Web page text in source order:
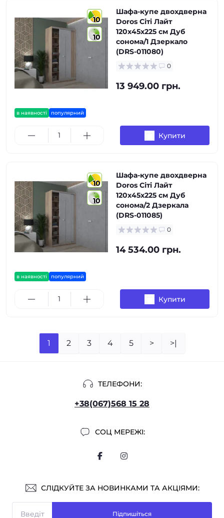
10
10
в наявності популярний
Шафа-купе двохдверна
Doros Сіті Лайт
120х45х225 см Дуб
сонома/1 Дзеркало
(DRS-011080)
0
13 949.00 грн.
Купити
10
10
в наявності популярний
Шафа-купе двохдверна
Doros Сіті Лайт
120х45х225 см Дуб
сонома/2 Дзеркала
(DRS-011085)
0
14 534.00 грн.
Купити
1 2 3 4 5 > >|
ТЕЛЕФОНИ:
+38(067)568 15 28
СОЦ МЕРЕЖІ:
СЛІДКУЙТЕ ЗА НОВИНКАМИ ТА АКЦІЯМИ:
Підпишіться